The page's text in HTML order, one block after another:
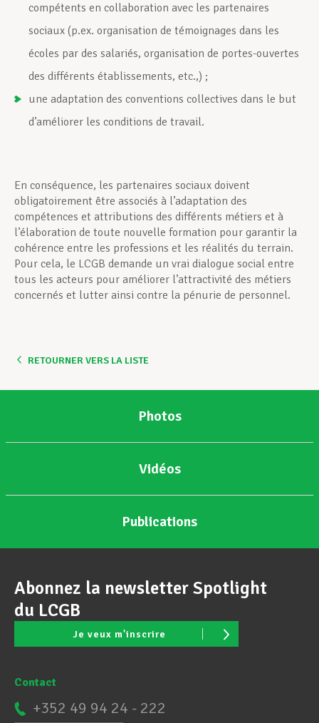
compétents en collaboration avec les partenaires
sociaux (p.ex. organisation de témoignages dans les
écoles par des salariés, organisation de portes-ouvertes
des différents établissements, etc.,) ;
une adaptation des conventions collectives dans le but
d’améliorer les conditions de travail.
En conséquence, les partenaires sociaux doivent
obligatoirement être associés à l’adaptation des
compétences et attributions des différents métiers et à
l’élaboration de toute nouvelle formation pour garantir la
cohérence entre les professions et les réalités du terrain.
Pour cela, le LCGB demande un vrai dialogue social entre
tous les acteurs pour améliorer l’attractivité des métiers
concernés et lutter ainsi contre la pénurie de personnel.
RETOURNER VERS LA LISTE
Photos
Vidéos
Publications
Abonnez la newsletter Spotlight
du LCGB
Je veux m'inscrire
Contact
+352 49 94 24 - 222